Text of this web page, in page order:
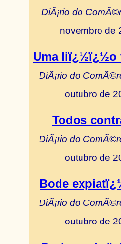
DiÃ¡rio do
novembro de
Uma liï¿½ï¿½o
DiÃ¡rio do
outubro de
Todos
DiÃ¡rio do
outubro de
Bode
DiÃ¡rio do
outubro de